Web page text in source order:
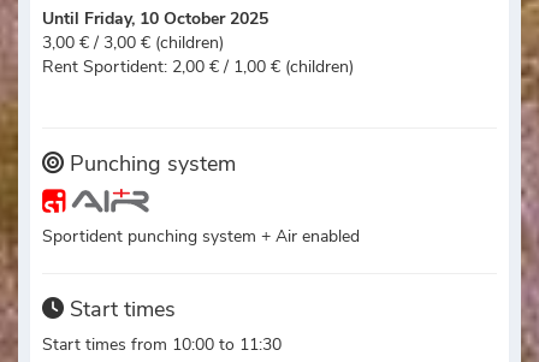
Until Friday, 10 October 2025
3,00 € / 3,00 € (children)
Rent Sportident: 2,00 € / 1,00 € (children)
Punching system
Sportident punching system + Air enabled
Start times
Start times from 10:00 to 11:30